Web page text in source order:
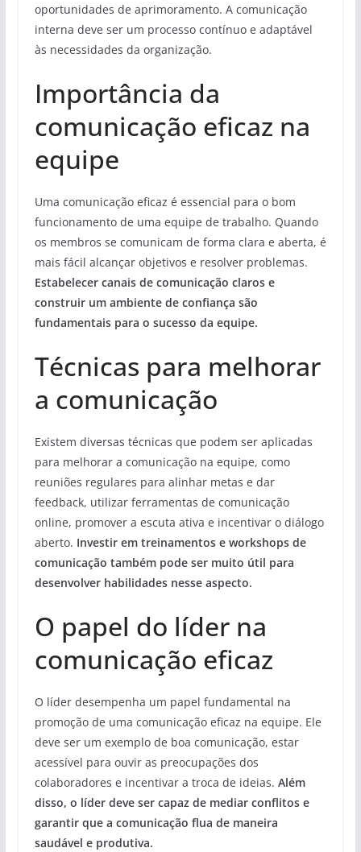
oportunidades de aprimoramento. A comunicação
interna deve ser um processo contínuo e adaptável
às necessidades da organização.
Importância da
comunicação eficaz na
equipe
Uma comunicação eficaz é essencial para o bom
funcionamento de uma equipe de trabalho. Quando
os membros se comunicam de forma clara e aberta, é
mais fácil alcançar objetivos e resolver problemas.
Estabelecer canais de comunicação claros e
construir um ambiente de confiança são
fundamentais para o sucesso da equipe.
Técnicas para melhorar
a comunicação
Existem diversas técnicas que podem ser aplicadas
para melhorar a comunicação na equipe, como
reuniões regulares para alinhar metas e dar
feedback, utilizar ferramentas de comunicação
online, promover a escuta ativa e incentivar o diálogo
aberto. Investir em treinamentos e workshops de
comunicação também pode ser muito útil para
desenvolver habilidades nesse aspecto.
O papel do líder na
comunicação eficaz
O líder desempenha um papel fundamental na
promoção de uma comunicação eficaz na equipe. Ele
deve ser um exemplo de boa comunicação, estar
acessível para ouvir as preocupações dos
colaboradores e incentivar a troca de ideias. Além
disso, o líder deve ser capaz de mediar conflitos e
garantir que a comunicação flua de maneira
saudável e produtiva.